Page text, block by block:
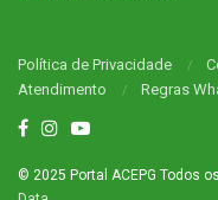
Política de Privacidade
Atendimento
Regras
© 2025 Portal ACEPG Todos